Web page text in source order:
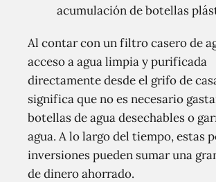
acumulación de botellas
Al contar con un filtro casero de
acceso a agua limpia y purificada
directamente desde el grifo de
significa que no es necesario
botellas de agua desechables o
agua. A lo largo del tiempo, estas
inversiones pueden sumar una
de dinero ahorrado.